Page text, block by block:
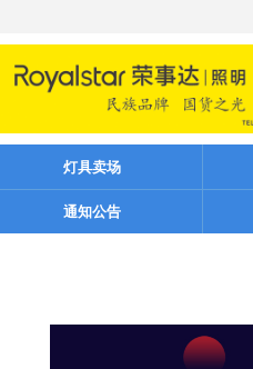
灯具卖场
通知公告